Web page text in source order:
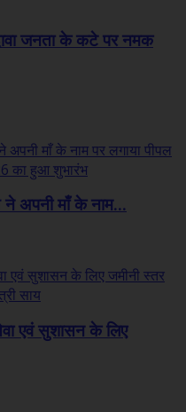
जनता के कटे पर नमक
ने अपनी माँ के नाम...
एवं सुशासन के लिए